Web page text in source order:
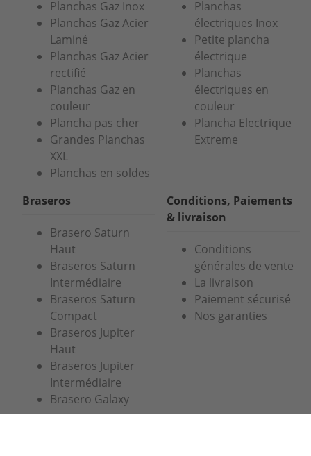
Planchas Gaz Inox
Planchas Gaz Acier
Laminé
Planchas Gaz Acier
rectifié
Planchas Gaz en
couleur
Plancha pas cher
Grandes Planchas
XXL
Planchas en soldes
Planchas
électriques Inox
Petite plancha
électrique
Planchas
électriques en
couleur
Plancha Electrique
Extreme
Braseros
Brasero Saturn
Haut
Braseros Saturn
Intermédiaire
Braseros Saturn
Compact
Braseros Jupiter
Haut
Braseros Jupiter
Intermédiaire
Brasero Galaxy
Conditions, Paiements
& livraison
Conditions
générales de vente
La livraison
Paiement sécurisé
Nos garanties